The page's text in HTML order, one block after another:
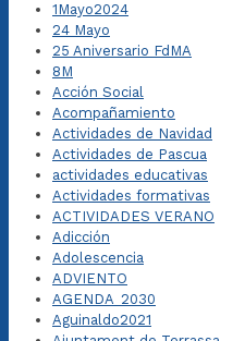
1Mayo2024
24 Mayo
25 Aniversario FdMA
8M
Acción Social
Acompañamiento
Actividades de Navidad
Actividades de Pascua
actividades educativas
Actividades formativas
ACTIVIDADES VERANO
Adicción
Adolescencia
ADVIENTO
AGENDA_2030
Aguinaldo2021